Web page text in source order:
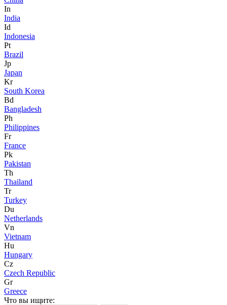
In
India
Id
Indonesia
Pt
Brazil
Jp
Japan
Kr
South Korea
Bd
Bangladesh
Ph
Philippines
Fr
France
Pk
Pakistan
Th
Thailand
Tr
Turkey
Du
Netherlands
Vn
Vietnam
Hu
Hungary
Cz
Czech Republic
Gr
Greece
Что вы ищите: